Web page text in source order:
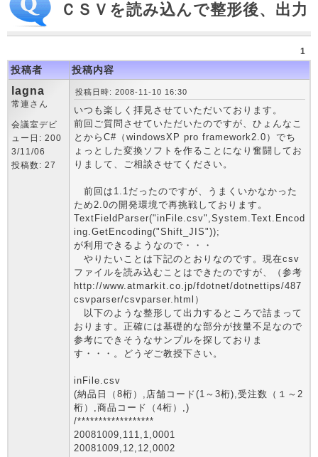
ＣＳＶを読み込んで整形後、出力
1
投稿者 投稿内容
lagna
常連さん
会議室デビ
ュー日: 200
3/11/06
投稿数: 27
投稿日時: 2008-11-10 16:30
いつも楽しく拝見させていただいております。
前回ご質問させていただいたのですが、ひょんなこ
とからC#（windowsXP pro framework2.0）でち
ょっとした変換ソフトを作ることになり奮闘してお
りまして、ご相談させてください。
前回は1.1だったのですが、うまくいかなかった
ため2.0の開発環境で再挑戦しております。
TextFieldParser("inFile.csv",System.Text.Encod
ing.GetEncoding("Shift_JIS"));
が利用できるようなので・・・
やりたいことは下記のとおりなのです。現在csv
ファイルを読み込むことはできたのですが、（参考
http://www.atmarkit.co.jp/fdotnet/dotnettips/487
csvparser/csvparser.html）
以下のような整形して出力するところで詰まって
おります。正確には基礎的な部分が技量不足なので
参考にできそうなサンプルを探しておりま
す・・・。どうぞご教授下さい。
inFile.csv
(納品日（8桁）,店舗コード(1～3桁),受注数（１～2
桁）,商品コード（4桁）,)
/******************
20081009,111,1,0001
20081009,12,12,0002